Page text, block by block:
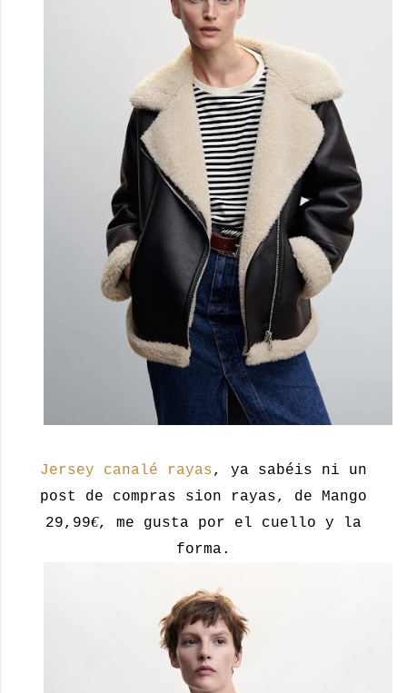
Jersey canalé rayas, ya sabéis ni un
post de compras sion rayas, de Mango
29,99€, me gusta por el cuello y la
forma.